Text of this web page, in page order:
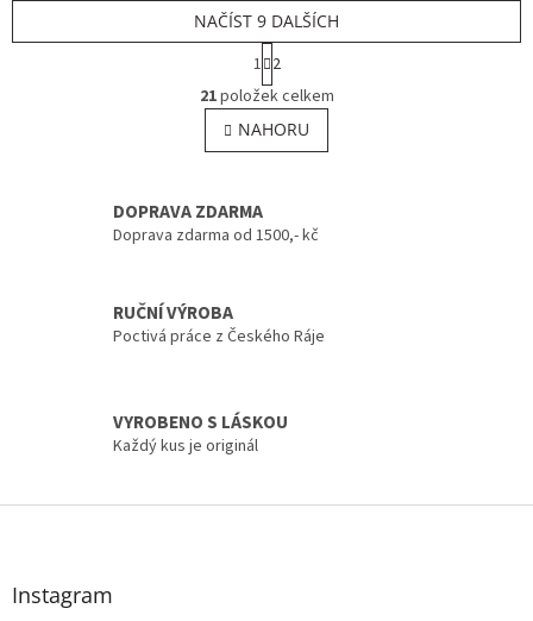
O
v
l
á
í
k
p
NAČÍST 9 DALŠÍCH
S
t
r
á
n
k
n
1 2
21položek celkem
NAHORU
DOPRAVA ZDARMA
Doprava zdarma od 1500,- kč
RUČNÍ VÝROBA
Poctivá práce z Českého Ráje
VYROBENO S LÁSKOU
Každý kus je originál
Z
Instagram